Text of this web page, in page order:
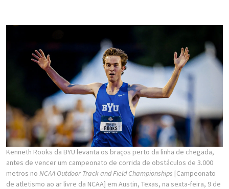
Kenneth Rooks da BYU levanta os braços perto da linha de chegada,
antes de vencer um campeonato de corrida de obstáculos de 3.000
metros no NCAA Outdoor Track and Field Championships [Campeonato
de atletismo ao ar livre da NCAA] em Austin, Texas, na sexta-feira, 9 de